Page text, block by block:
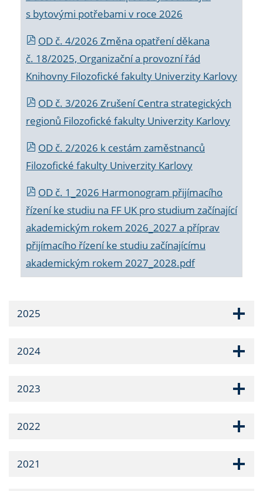
s bytovými potřebami v roce 2026
OD č. 4/2026 Změna opatření děkana
č. 18/2025, Organizační a provozní řád
Knihovny Filozofické fakulty Univerzity Karlovy
OD č. 3/2026 Zrušení Centra strategických
regionů Filozofické fakulty Univerzity Karlovy
OD č. 2/2026 k cestám zaměstnanců
Filozofické fakulty Univerzity Karlovy
OD č. 1_2026 Harmonogram přijímacího
řízení ke studiu na FF UK pro studium začínající
akademickým rokem 2026_2027 a příprav
přijímacího řízení ke studiu začínajícímu
akademickým rokem 2027_2028.pdf
2025
2024
2023
2022
2021